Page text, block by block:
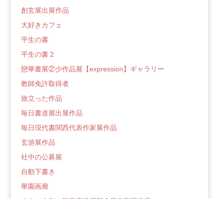
創玄展出展作品
大好きカフェ
平生の書
平生の書２
戀華書展②少作品展【expression】ギャラリー
教師免許取得者
旅立った作品
毎日書道展出展作品
毎日現代書関西代表作家展作品
玄游展作品
社中の公募展
自動下書き
華園画廊